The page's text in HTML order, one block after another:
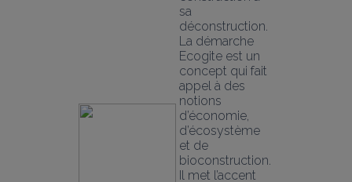
sa
déconstruction.
La démarche
Ecogite est un
concept qui fait
appel à des
notions
d’économie,
d’écosystème
et de
bioconstruction.
Il met l’accent